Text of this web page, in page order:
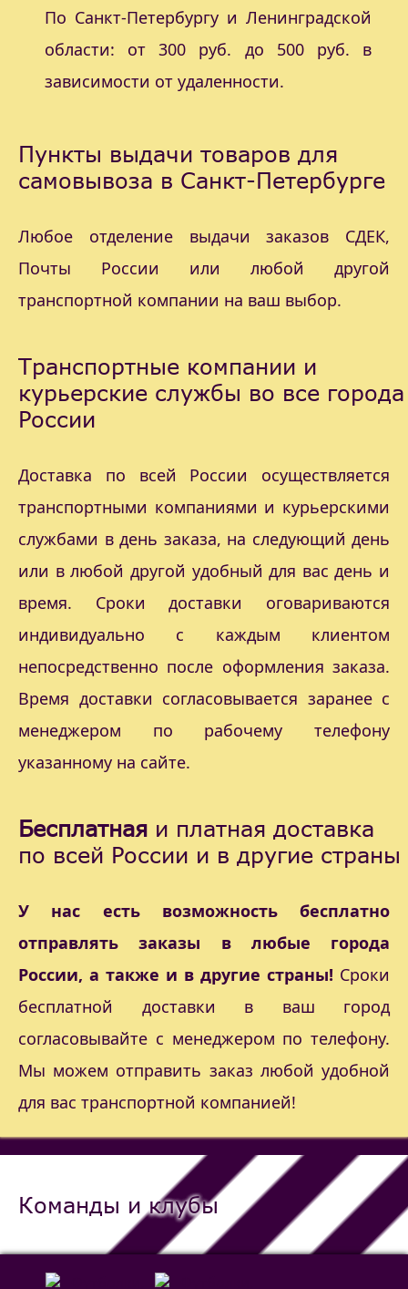
По Санкт-Петербургу и Ленинградской
области: от 300 руб. до 500 руб. в
зависимости от удаленности.
Пункты выдачи товаров для
самовывоза в Санкт-Петербурге
Любое отделение выдачи заказов СДЕК,
Почты России или любой другой
транспортной компании на ваш выбор.
Транспортные компании и
курьерские службы во все города
России
Доставка по всей России осуществляется
транспортными компаниями и курьерскими
службами в день заказа, на следующий день
или в любой другой удобный для вас день и
время. Сроки доставки оговариваются
индивидуально с каждым клиентом
непосредственно после оформления заказа.
Время доставки согласовывается заранее с
менеджером по рабочему телефону
указанному на сайте.
Бесплатная и платная доставка
по всей России и в другие страны
У нас есть возможность бесплатно
отправлять заказы в любые города
России, а также и в другие страны! Сроки
бесплатной доставки в ваш город
согласовывайте с менеджером по телефону.
Мы можем отправить заказ любой удобной
для вас транспортной компанией!
Команды и клубы